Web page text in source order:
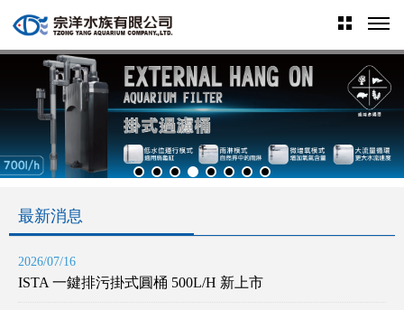
最新消息
2026/07/16
ISTA 一鍵排污掛式圓桶 500L/H 新上市